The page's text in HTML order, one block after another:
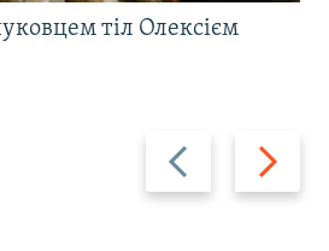
Назад Вперед
тіл Олексієм